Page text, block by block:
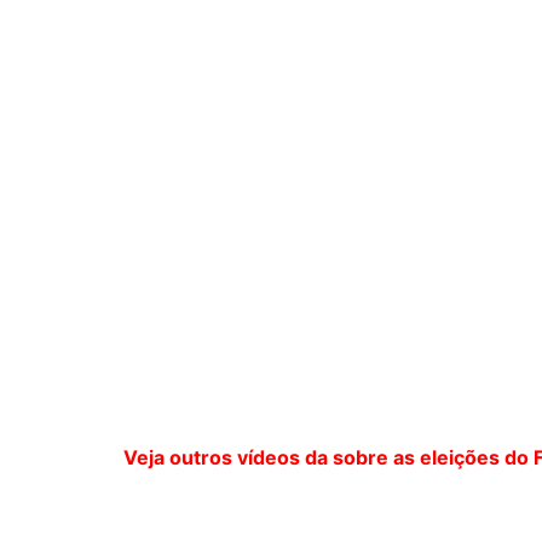
Veja outros vídeos da sobre as eleições do